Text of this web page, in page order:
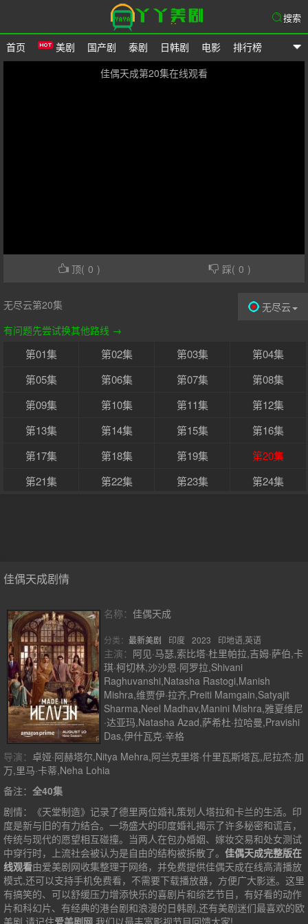
爱美剧网
首页 美剧 国产剧 泰剧 日韩剧 电影 排行榜
搜索
佳偶天成第20集在线观看
顶( 0 ) 踩( 0 )
无尽云
无尽云第20集
有问题先尝试换其他路线 →
第01集 第02集 第03集
第04集
第05集
第06集 第07集
第08集
第09集
第10集 第11集
第12集
第13集
第14集 第15集
第16集
第17集
第18集 第19集
第20集
第21集
第22集 第23集 第24集
佳偶天成剧情
名称： 佳偶天成
分类： 最新美剧 印度 2023 印地语,英语
主演： 阿见·马瑟,索比塔·杜里帕拉,吉姆·萨伯,卡
琪·柯切林,沙沙恩·阿罗拉,Shivani
Raghuvanshi,Natasha Rastogi,Manish
Mishra,维贾伊·拉齐,Preiti Mamgain,Satyajit
Sharma,Neel Madhav,Manini Mishra,雅夏维尼
·达亚玛,Natasha Azad,萨希杜·拉哈曼,Pravishi
Das,伊什瓦克·辛格
导演： 卓娅·阿赫塔尔,Nitya Mehra,阿兰克里塔·什里瓦斯塔瓦,尼拉杰·加
万,里马·卡蒂,Neha Lohia
备注： 全40集
剧情：
《天堂制造》记录了德里两位婚礼策划人塔拉和卡兰的生活。印
度是新与旧的有力结合。一场盛大的印度婚礼揭示了许多秘密和谎言，
传统与现代的愿望相互碰撞。当两人在包办婚姻、嫁妆交易和处女测试
中穿行时，上流社会被认为是自由的结构被拆散了。 佳偶天成完整版在
线观看由爱美剧网收集整理于网络，并免费提供佳偶天成在线高清播放
模式,还可以支持手机免费看，不需要下载播放器，方便广大影迷。这里
有搞笑的、可以舒缓压力增添快乐的喜剧片和综艺节目，有好看的动作
片和科幻片、有经典的港台剧和浪漫的日韩剧,还有美剧迷们最喜欢的欧
美剧,请记住爱美剧网 ,我们以最丰富影视节目回馈大家!